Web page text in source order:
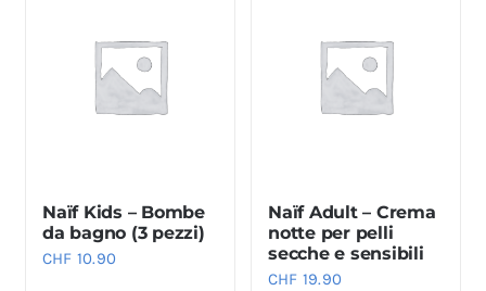
Naïf Kids – Bombe
da bagno (3 pezzi)
CHF 10.90
Naïf Adult – Crema
notte per pelli
secche e sensibili
CHF 19.90